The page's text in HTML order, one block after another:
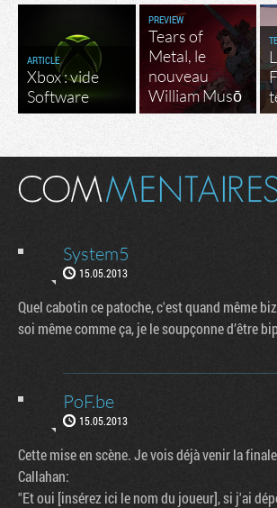
ARTICLE
Xbox : vide
Software
PREVIEW
Tears of
Metal, le
nouveau
William Musō
Masquer les commentaires lus.
System5
15.05.2013
Quel cabotin ce patoche, c'est quand même
soi même comme ça, je le soupçonne d’être
PoF.be
15.05.2013
Cette mise en scène. Je vois déjà venir la
Callahan:
"Et oui [insérez ici le nom du joueur], si j'ai